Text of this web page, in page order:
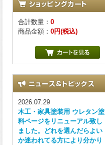
合計数量： 0
商品金額： 0円(税込)
2026.07.29
木工・家具塗装用 ウレタン塗
料ページをリニューアル致し
ました。どれを選んだらよい
か迷われてる方により分かり